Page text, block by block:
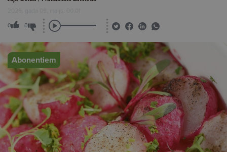
2026. gada 09. maijs, 00:01
0 0
Abonentiem